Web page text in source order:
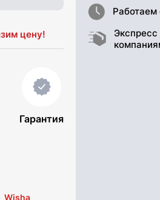
цену!
Гарантия
Wisha
Работаем